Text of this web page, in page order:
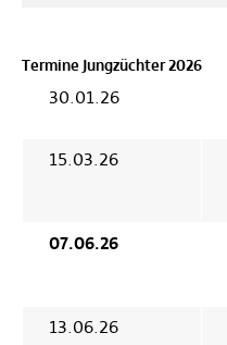
Termine Jungzüchter 2026
30.01.26
15.03.26
07.06.26
13.06.26